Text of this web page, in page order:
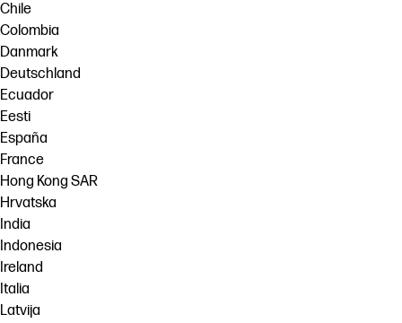
Chile
Colombia
Danmark
Deutschland
Ecuador
Eesti
España
France
Hong Kong SAR
Hrvatska
India
Indonesia
Ireland
Italia
Latvija